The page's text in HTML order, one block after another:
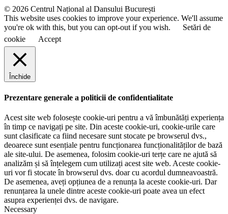
© 2026 Centrul Național al Dansului București
This website uses cookies to improve your experience. We'll assume
you're ok with this, but you can opt-out if you wish.
Setări de
cookie
Accept
Închide
Prezentare generale a politicii de confidentialitate
Acest site web folosește cookie-uri pentru a vă îmbunătăți experiența
în timp ce navigați pe site. Din aceste cookie-uri, cookie-urile care
sunt clasificate ca fiind necesare sunt stocate pe browserul dvs.,
deoarece sunt esențiale pentru funcționarea funcționalităților de bază
ale site-ului. De asemenea, folosim cookie-uri terțe care ne ajută să
analizăm și să înțelegem cum utilizați acest site web. Aceste cookie-
uri vor fi stocate în browserul dvs. doar cu acordul dumneavoastră.
De asemenea, aveți opțiunea de a renunța la aceste cookie-uri. Dar
renunțarea la unele dintre aceste cookie-uri poate avea un efect
asupra experienței dvs. de navigare.
Necessary